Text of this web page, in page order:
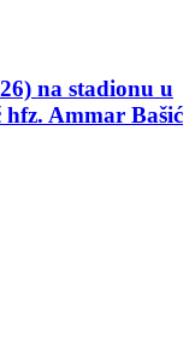
na stadionu u
Ammar Bašić